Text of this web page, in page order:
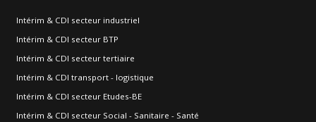
Intérim & CDI secteur industriel
Intérim & CDI secteur BTP
Intérim & CDI secteur tertiaire
Intérim & CDI transport - logistique
Intérim & CDI secteur Etudes-BE
Intérim & CDI secteur Social - Sanitaire - Santé